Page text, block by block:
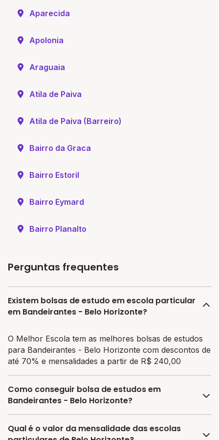
Aparecida
Apolonia
Araguaia
Atila de Paiva
Atila de Paiva (Barreiro)
Bairro da Graca
Bairro Estoril
Bairro Eymard
Bairro Planalto
Perguntas frequentes
Existem bolsas de estudo em escola particular
em Bandeirantes - Belo Horizonte?
O Melhor Escola tem as melhores bolsas de estudos
para Bandeirantes - Belo Horizonte com descontos de
até 70% e mensalidades a partir de R$ 240,00
Como conseguir bolsa de estudos em
Bandeirantes - Belo Horizonte?
O programa de bolsa do Melhor Escola disponibiliza
Qual é o valor da mensalidade das escolas